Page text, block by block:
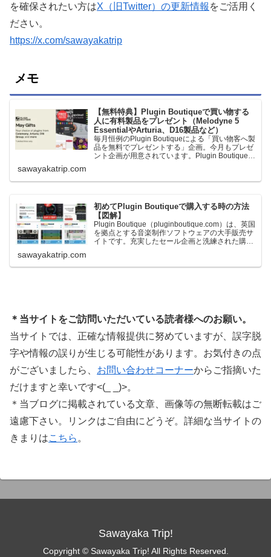
を確保されたい方はX（旧Twitter）の更新情報 をご活用く
ださい。
https://x.com/sawayakatrip
メモ
【無料特典】Plugin Boutiqueで買い物する
人に有料製品をプレゼント（Melodyne 5
EssentialやArturia、D16製品など）
毎月恒例のPlugin Boutiqueによる「買い物客へ製
品を無料でプレゼントする」企画。今月もプレゼ
ント企画が用意されています。Plugin Boutiqueで
ます。＊無料配布終了予定日：日本時間：
sawayakatrip.com
初めてPlugin Boutiqueで購入する時の方法
【図解】
Plugin Boutique（pluginboutique.com）は、英国
を拠点とする音楽制作ソフトウェアの大手販売サ
イトです。充実したセール企画と洗練された購入
に知っておきたいこと価格表示に…
sawayakatrip.com
＊当サイトをご訪問いただいている読者様へのお願い。
当サイトでは、正確な情報提供に努めていますが、誤字脱
字や情報の誤りが生じる可能性があります。お気付きの点
がございましたら、 お問い合わせコーナーからご指摘いた
だけますと幸いです<(_ _)>。
＊当ブログに掲載されている文章、画像等の無断転載はご
遠慮下さい。リンクはご自由にどうぞ。詳細な当サイトの
きまりはこちら 。
Sawayaka Trip!
Copyright © Sawayaka Trip! All Rights Reserved.